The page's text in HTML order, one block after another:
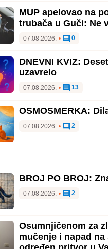
MUP apelovao na
trubača u Guči: Ne
07.08.2026. • 0
DNEVNI KVIZ:
uzavrelo
07.08.2026. • 13
OSMOSMERKA:
07.08.2026. • 2
BROJ PO BROJ:
07.08.2026. • 2
Osumnjičenom za
mučenje i napad